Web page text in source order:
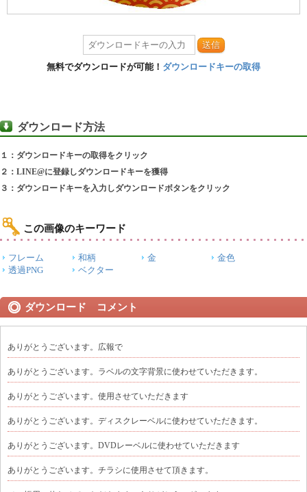
送信
無料でダウンロードが可能！ ダウンロードキーの取得
ダウンロード方法
１：ダウンロードキーの取得をクリック
２：LINE@に登録しダウンロードキーを獲得
３：ダウンロードキーを入力しダウンロードボタンをクリック
この画像のキーワード
フレーム 和柄 金
金色
透過PNG
ベクター
ダウンロード コメント
ありがとうございます。広報で
ありがとうございます。ラベルの文字背景に使わせていただきます。
ありがとうございます。使用させていただきます
ありがとうございます。ディスクレーベルに使わせていただきます。
ありがとうございます。DVDレーベルに使わせていただきます
ありがとうございます。チラシに使用させて頂きます。